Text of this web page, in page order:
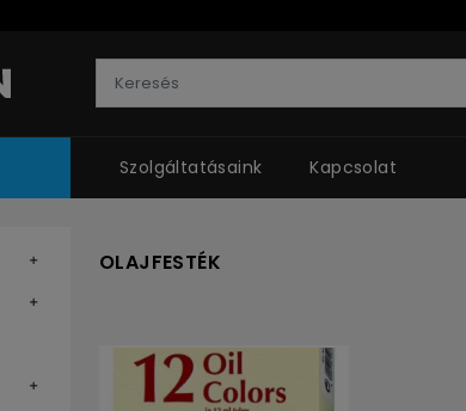
Szolgáltatásaink Kapcsolat
OLAJFESTÉK